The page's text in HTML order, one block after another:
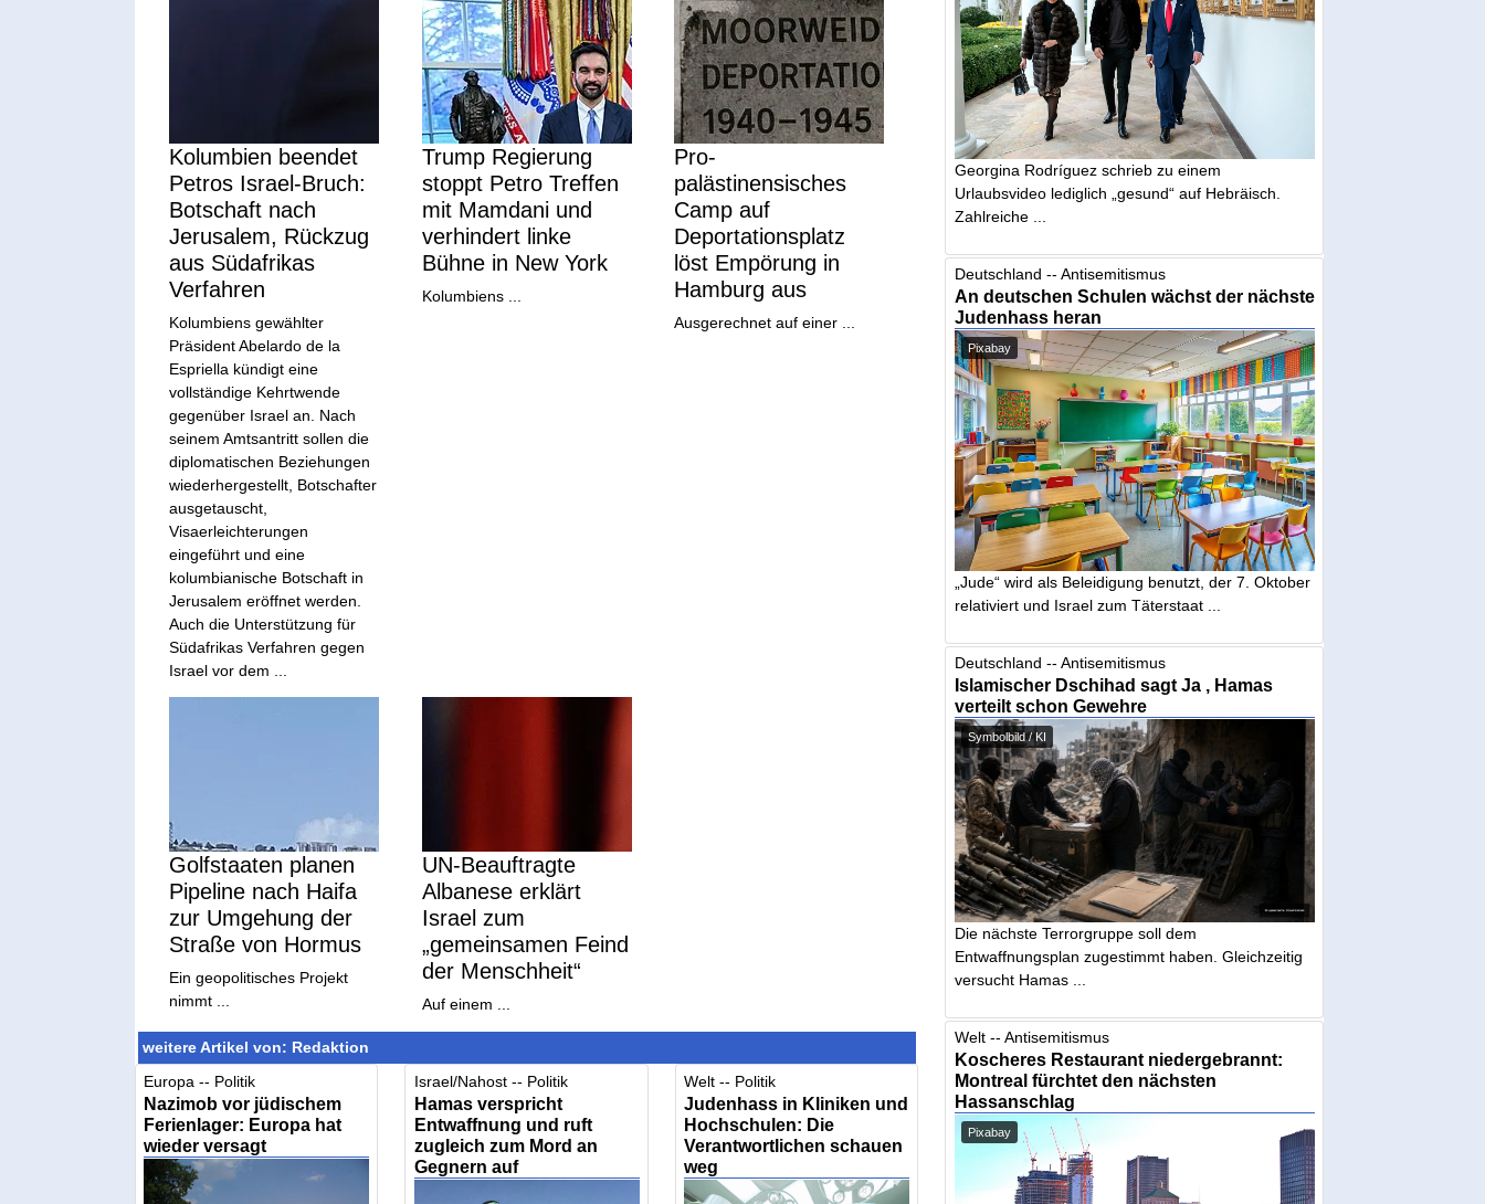
Kolumbien beendet
Petros Israel-Bruch:
Botschaft nach
Jerusalem, Rückzug
aus Südafrikas
Verfahren
Kolumbiens gewählter
Präsident Abelardo de la
Espriella kündigt eine
vollständige Kehrtwende
gegenüber Israel an. Nach
seinem Amtsantritt sollen die
diplomatischen Beziehungen
wiederhergestellt, Botschafter
ausgetauscht,
Visaerleichterungen
eingeführt und eine
kolumbianische Botschaft in
Jerusalem eröffnet werden.
Auch die Unterstützung für
Südafrikas Verfahren gegen
Israel vor dem ...
Trump Regierung
stoppt Petro Treffen
mit Mamdani und
verhindert linke
Bühne in New York
Kolumbiens ...
Pro-
palästinensisches
Camp auf
Deportationsplatz
löst Empörung in
Hamburg aus
Ausgerechnet auf einer ...
Golfstaaten planen
Pipeline nach Haifa
zur Umgehung der
Straße von Hormus
Ein geopolitisches Projekt
nimmt ...
UN-Beauftragte
Albanese erklärt
Israel zum
„gemeinsamen Feind
der Menschheit“
Auf einem ...
weitere Artikel von: Redaktion
Europa -- Politik
Nazimob vor jüdischem
Ferienlager: Europa hat
wieder versagt
Israel/Nahost -- Politik
Hamas verspricht
Entwaffnung und ruft
zugleich zum Mord an
Gegnern auf
Welt -- Politik
Judenhass in Kliniken und
Hochschulen: Die
Verantwortlichen schauen
weg
Georgina Rodríguez schrieb zu einem
Urlaubsvideo lediglich „gesund“ auf Hebräisch.
Zahlreiche ...
Deutschland -- Antisemitismus
An deutschen Schulen wächst der nächste
Judenhass heran
Pixabay
„Jude“ wird als Beleidigung benutzt, der 7. Oktober
relativiert und Israel zum Täterstaat ...
Deutschland -- Antisemitismus
Islamischer Dschihad sagt Ja , Hamas
verteilt schon Gewehre
Symbolbild / KI
Die nächste Terrorgruppe soll dem
Entwaffnungsplan zugestimmt haben. Gleichzeitig
versucht Hamas ...
Welt -- Antisemitismus
Koscheres Restaurant niedergebrannt:
Montreal fürchtet den nächsten
Hassanschlag
Pixabay